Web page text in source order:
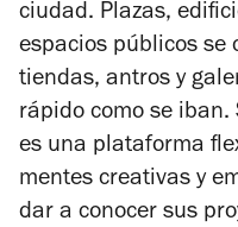
ciudad. Plazas,
espacios públicos se
tiendas, antros y
rápido como se iban.
es una plataforma
mentes creativas y
dar a conocer sus